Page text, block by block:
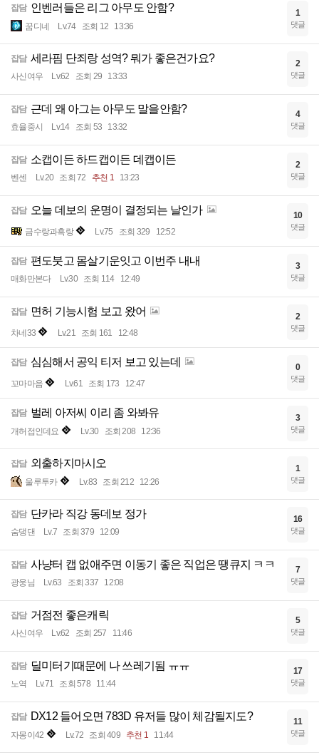
잡담 인벤러들은 리그 아무도 안함?
꿈디네 Lv.74 조회 12 13:36
1
댓글
잡담 세라핌 단죄랑 성역? 뭐가 좋은건가요?
사신여우 Lv.62 조회 29 13:33
2
댓글
잡담 근데 왜 아그는 아무도 말을안함?
효율중시 Lv.14 조회 53 13:32
4
댓글
잡담 소캡이든 하드캡이든 데캡이든
벤센 Lv.20 조회 72 추천 1 13:23
2
댓글
잡담 오늘 데보의 운명이 결정되는 날인가
금수랑과흑랑 Lv.75 조회 329 12:52
10
댓글
잡담 편도붓고 몸살기운잇고 이번주 내내
매화만본다 Lv.30 조회 114 12:49
3
댓글
잡담 면허 기능시험 보고 왔어
차네33 Lv.21 조회 161 12:48
2
댓글
잡담 심심해서 공익 티저 보고 있는데
꼬마마음 Lv.61 조회 173 12:47
0
댓글
잡담 벌레 아저씨 이리 좀 와봐유
개허접인데요 Lv.30 조회 208 12:36
3
댓글
잡담 외출하지마시오
울루투카 Lv.83 조회 212 12:26
1
댓글
잡담 단카라 직강 동데보 정가
숨댕댄 Lv.7 조회 379 12:09
16
댓글
잡담 사냥터 캡 없애주면 이동기 좋은 직업은 땡큐지 ㅋㅋ
광웅님 Lv.63 조회 337 12:08
7
댓글
잡담 거점전 좋은캐릭
사신여우 Lv.62 조회 257 11:46
5
댓글
잡담 딜미터기때문에 나 쓰레기됨 ㅠㅠ
노역 Lv.71 조회 578 11:44
17
댓글
잡담 DX12 들어오면 783D 유저들 많이 체감될지도?
자몽이42 Lv.72 조회 409 추천 1 11:44
11
댓글